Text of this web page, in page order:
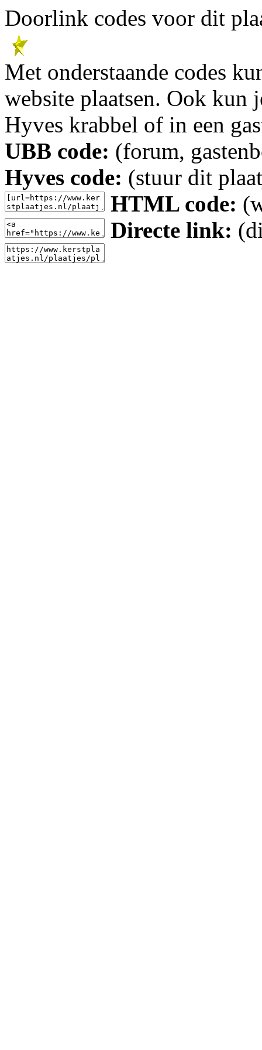
Doorlink codes voor dit
Met onderstaande codes
website plaatsen. Ook kun
Hyves krabbel of in een
UBB code: (forum,
Hyves code: (stuur dit
HTML code:
Directe link: